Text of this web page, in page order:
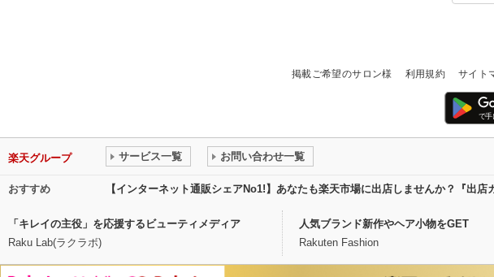
掲載ご希望のサロン様 利用規約 サイト
楽天グループ サービス一覧 お問い合わせ一覧
おすすめ 【インターネット通販シェアNo1!】あなたも楽天市場に出店しませんか？『出
「キレイの主役」を応援するビューティメディア
Raku Lab(ラクラボ)
人気ブランド新作やヘア小物をGET
Rakuten Fashion